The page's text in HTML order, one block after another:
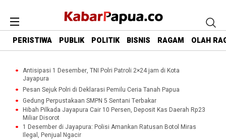
PERISTIWA PUBLIK POLITIK BISNIS RAGAM OLAH
Antisipasi 1 Desember, TNI Polri Patroli 2×24 jam di Kota
Jayapura
Pesan Sejuk Polri di Deklarasi Pemilu Ceria Tanah Papua
Gedung Perpustakaan SMPN 5 Sentani Terbakar
Hibah Pilkada Jayapura Cair 10 Persen, Deposit Kas Daerah Rp23
Miliar Disorot
1 Desember di Jayapura: Polisi Amankan Ratusan Botol Miras
Ilegal, Penjual Ngacir